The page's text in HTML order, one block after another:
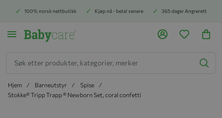
100% norsk nettbutikk Kjøp nå - betal senere 365 dager Angrerett
Hjem Barneutstyr
Spise
Stokke® Tripp Trapp ® Newborn Set, coral confetti